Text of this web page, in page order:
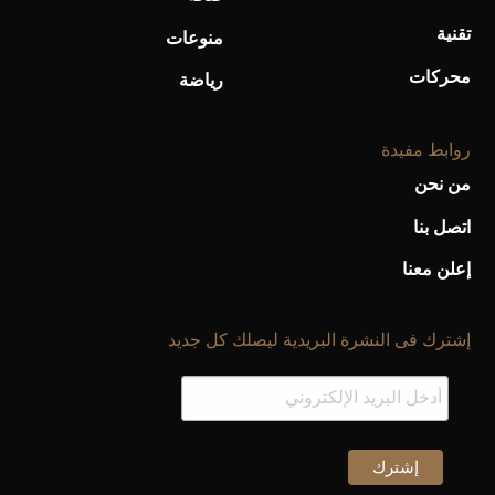
تقنية
محركات
منوعات
رياضة
روابط مفيدة
من نحن
اتصل بنا
إعلن معنا
إشترك فى النشرة البريدية ليصلك كل جديد